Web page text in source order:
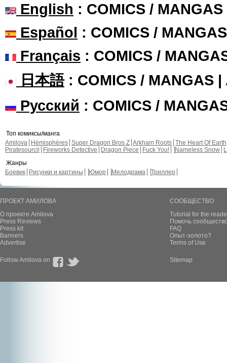
English : COMICS /
Español : COMICS /
Français : COMICS /
日本語: COMICS / MANGAS |
Русский : COMICS /
Топ комиксы/манга
Amilova
Hémisphères Super Dragon Bros Z Arkham Roots The Heart Of Earth
Piratesourcil
Fireworks Detective Dragon Piece Fuck You! Nameless Snow
Жанры
Боевик
Рисунки и картины Юмор Мелодрама Триллер
ПРОЕКТ АМИЛОВА
О проекте Amilova
Press Reviews
Press kit
Banners
Advertise
СООБЩЕСТВО
Tutorial for the
Помочь
FAQ
Опыт-золото?
Terms of Use
Follow Amilova on Sitemap